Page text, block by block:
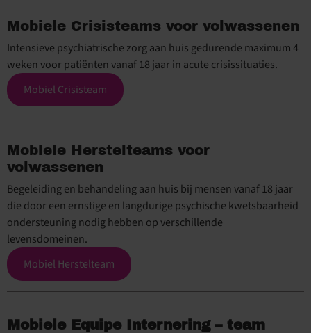
Mobiele Crisisteams voor volwassenen
Intensieve psychiatrische zorg aan huis gedurende maximum 4
weken voor patiënten vanaf 18 jaar in acute crisissituaties.
Mobiel Crisisteam
Mobiele Herstelteams voor
volwassenen
Begeleiding en behandeling aan huis bij mensen vanaf 18 jaar
die door een ernstige en langdurige psychische kwetsbaarheid
ondersteuning nodig hebben op verschillende
levensdomeinen.
Mobiel Herstelteam
Mobiele Equipe Internering – team